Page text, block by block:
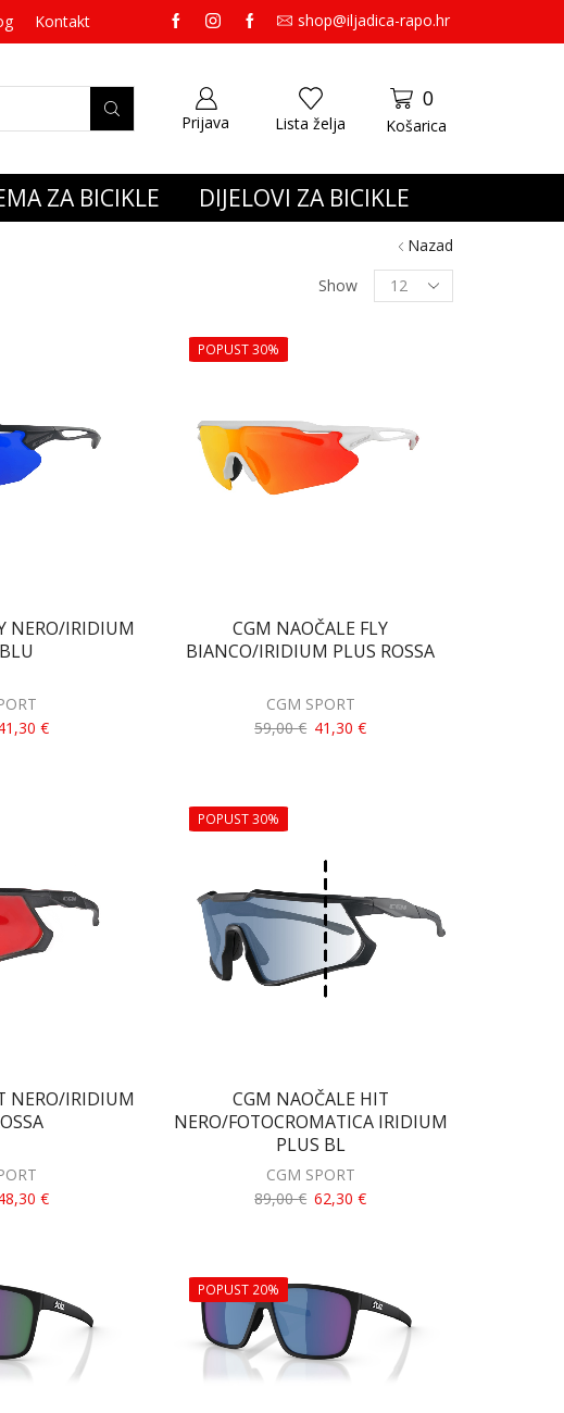
kupnju preko 65,00 eura gratis dostava.
Kontakt shop@iljadica-rapo.hr
Prijava Lista želja
0
Košarica
ZA BICIKLE DIJELOVI ZA BICIKLE
Nazad
Show
NERO/IRIDIUM
€
POPUST 30%
CGM NAOČALE FLY
BIANCO/IRIDIUM PLUS ROSSA
CGM SPORT
59,00€ 41,30€
NERO/IRIDIUM
€
POPUST 30%
CGM NAOČALE HIT
NERO/FOTOCROMATICA IRIDIUM
PLUS BL
CGM SPORT
89,00€ 62,30€
POPUST 20%